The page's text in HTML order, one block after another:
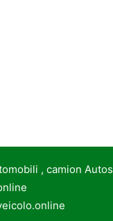
, camion Autos